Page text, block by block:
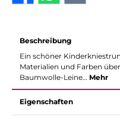
Beschreibung
Ein schöner
Materialien und Farben
Baumwolle-Leine… Mehr
Eigenschaften